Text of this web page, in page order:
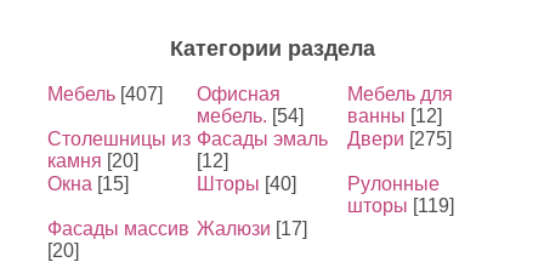
Категории раздела
Мебель [407]
Офисная
мебель. [54]
Мебель для
ванны [12]
Столешницы из
камня [20]
Фасады эмаль
[12]
Двери [275]
Окна [15] Шторы [40]
Рулонные
шторы [119]
Фасады массив
[20]
Жалюзи [17]